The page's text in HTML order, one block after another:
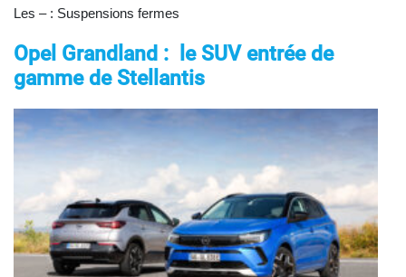
Les – : Suspensions fermes
Opel Grandland : le SUV entrée de
gamme de Stellantis